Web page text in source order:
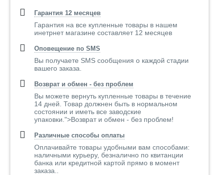
Гарантия 12 месяцев
Гарантия на все купленные товары в нашем
инетрнет магазине составляет 12 месяцев
Оповещение по SMS
Вы получаете SMS сообщения о каждой стадии
вашего заказа.
Возврат и обмен - без проблем
Вы можете вернуть купленные товары в течение
14 дней. Товар должнен быть в нормальном
состоянии и иметь все заводские
упаковки.">Возврат и обмен - без проблем!
Различные способы оплаты
Оплачивайте товары удобными вам способами:
наличными курьеру, безналично по квитанции
банка или кредитной картой прямо в момент
заказа..